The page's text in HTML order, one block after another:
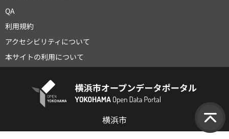
QA
利用規約
アクセシビリティについて
本サイトの利用について
横浜市